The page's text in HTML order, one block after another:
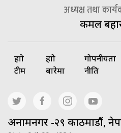
अध्यक्ष तथा
कमल
हाम्रो
टीम
हाम्रो
बारेमा
गोपनीयता
नीति
अनामनगर -२९ काठमाडौं,